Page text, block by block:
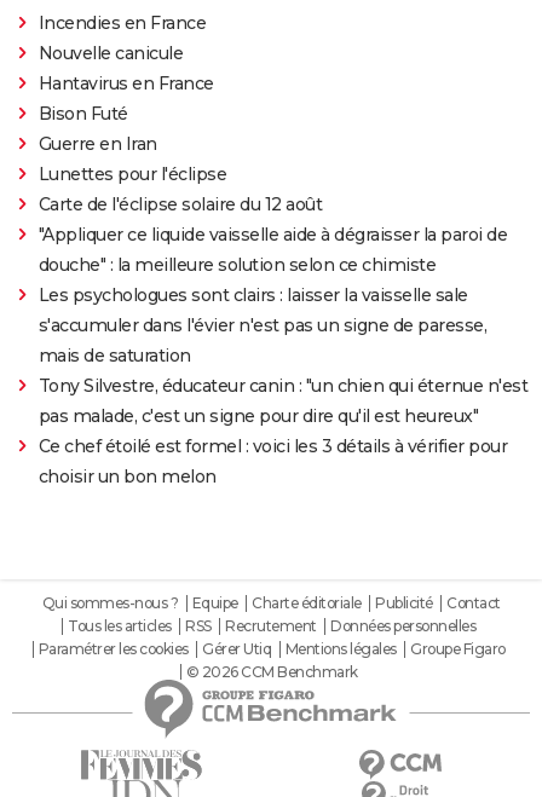
Incendies en France
Nouvelle canicule
Hantavirus en France
Bison Futé
Guerre en Iran
Lunettes pour l'éclipse
Carte de l'éclipse solaire du 12 août
"Appliquer ce liquide vaisselle aide à dégraisser la paroi de
douche" : la meilleure solution selon ce chimiste
Les psychologues sont clairs : laisser la vaisselle sale
s'accumuler dans l'évier n'est pas un signe de paresse,
mais de saturation
Tony Silvestre, éducateur canin : "un chien qui éternue n'est
pas malade, c'est un signe pour dire qu'il est heureux"
Ce chef étoilé est formel : voici les 3 détails à vérifier pour
choisir un bon melon
Qui sommes-nous ? Equipe Charte éditoriale Publicité
Contact
Tous les articles
RSS Recrutement
Données personnelles
Paramétrer les cookies
Gérer Utiq Mentions légales
Groupe Figaro
© 2026 CCM Benchmark